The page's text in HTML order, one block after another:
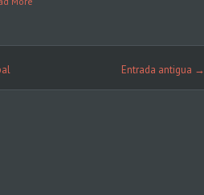
Entrada antigua →